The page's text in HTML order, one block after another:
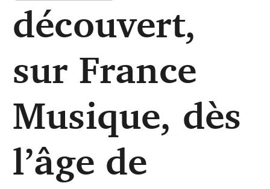
découvert,
sur France
Musique, dès
l’âge de